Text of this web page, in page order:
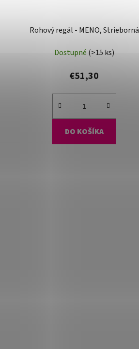
Rohový regál - MENO, Strieborná
Dostupné (>15 ks)
€51,30
DO KOŠÍKA